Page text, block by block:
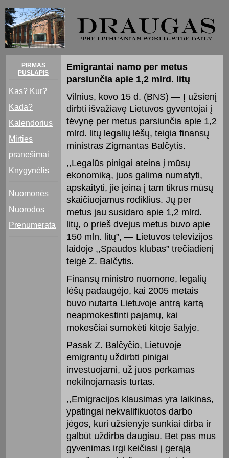
PIRMAS
PUSLAPIS
Kas? Kur?
Kada?
Kalendorius
Mirties
pranešimai
Knygynėlis
Nuomonės
Nuorodos
Prenumerata
Emigrantai namo per metus
parsiunčia apie 1,2 mlrd. litų
Vilnius, kovo 15 d. (BNS) — Į užsienį
dirbti išvažiavę Lietuvos gyventojai į
tėvynę per metus parsiunčia apie 1,2
mlrd. litų legalių lėšų, teigia finansų
ministras Zigmantas Balčytis.
,,Legalūs pinigai ateina į mūsų
ekonomiką, juos galima numatyti,
apskaityti, jie įeina į tam tikrus mūsų
skaičiuojamus rodiklius. Jų per
metus jau susidaro apie 1,2 mlrd.
litų, o prieš dvejus metus buvo apie
150 mln. litų”, — Lietuvos televizijos
laidoje ,,Spaudos klubas” trečiadienį
teigė Z. Balčytis.
Finansų ministro nuomone, legalių
lėšų padaugėjo, kai 2005 metais
buvo nutarta Lietuvoje antrą kartą
neapmokestinti pajamų, kai
mokesčiai sumokėti kitoje šalyje.
Pasak Z. Balčyčio, Lietuvoje
emigrantų uždirbti pinigai
investuojami, už juos perkamas
nekilnojamasis turtas.
,,Emigracijos klausimas yra laikinas,
ypatingai nekvalifikuotos darbo
jėgos, kuri užsienyje sunkiai dirba ir
galbūt uždirba daugiau. Bet pas mus
gyvenimas irgi keičiasi į gerąją